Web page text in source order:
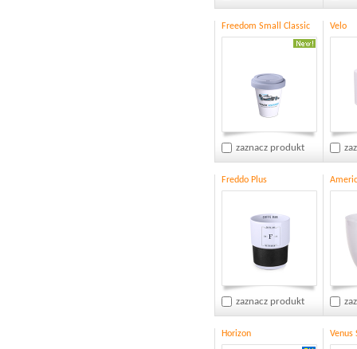
Freedom Small Classic
zaznacz produkt
Velo
Freddo Plus
zaznacz produkt
Horizon Venus